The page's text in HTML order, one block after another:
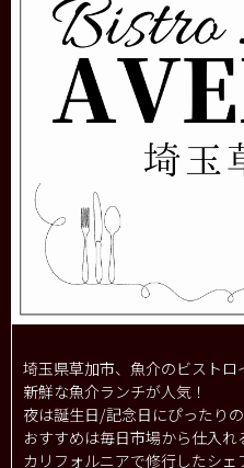
埼玉県草加市、魚介のビストロ
新鮮な魚介ランチが人気！
夜は誕生日/記念日にぴったり
おすすめは毎日市場から仕入れ
カリフォルニアで修行したシ